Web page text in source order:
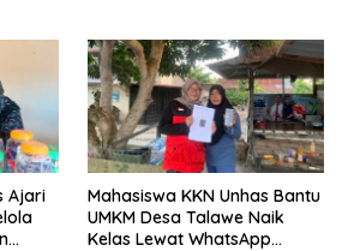
Dibagikan
Ajari
Mahasiswa KKN Unhas Bantu
UMKM Desa Talawe Naik
Kelas Lewat WhatsApp